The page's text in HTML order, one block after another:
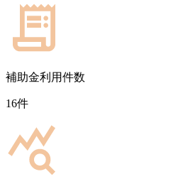
補助金利用件数
16件